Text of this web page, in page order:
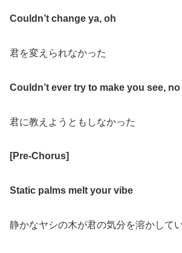
Couldn’t change ya, oh
君を変えられなかった
Couldn’t ever try to make you see, no
君に教えようともしなかった
[Pre-Chorus]
Static palms melt your vibe
静かなヤシの木が君の気分を溶かして